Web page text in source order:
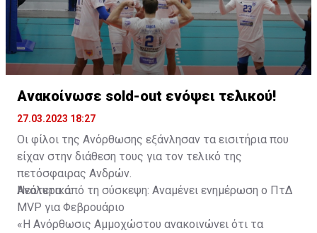
Ανακοίνωσε sold-out ενόψει τελικού!
27.03.2023 18:27
Οι φίλοι της Ανόρθωσης εξάνλησαν τα εισιτήρια που
είχαν στην διάθεση τους για τον τελικό της
πετόσφαιρας Ανδρών.
Νεότερα από τη σύσκεψη: Αναμένει ενημέρωση ο ΠτΔ
MVP για Φεβρουάριο
Αναλυτικά:
«Η Ανόρθωσις Αμμοχώστου ανακοινώνει ότι τα